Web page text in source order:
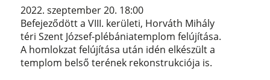
2022. szeptember 20. 18:00
Befejeződött a VIII. kerületi, Horváth Mihály
téri Szent József-plébániatemplom felújítása.
A homlokzat felújítása után idén elkészült a
templom belső terének rekonstrukciója is.